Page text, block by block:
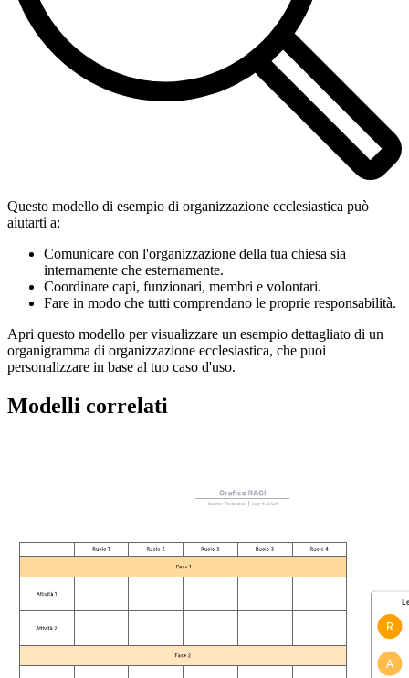
Questo modello di esempio di organizzazione ecclesiastica può
aiutarti a:
Comunicare con l'organizzazione della tua chiesa sia
internamente che esternamente.
Coordinare capi, funzionari, membri e volontari.
Fare in modo che tutti comprendano le proprie responsabilità.
Apri questo modello per visualizzare un esempio dettagliato di un
organigramma di organizzazione ecclesiastica, che puoi
personalizzare in base al tuo caso d'uso.
Modelli correlati